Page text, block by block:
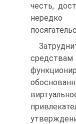
честь,